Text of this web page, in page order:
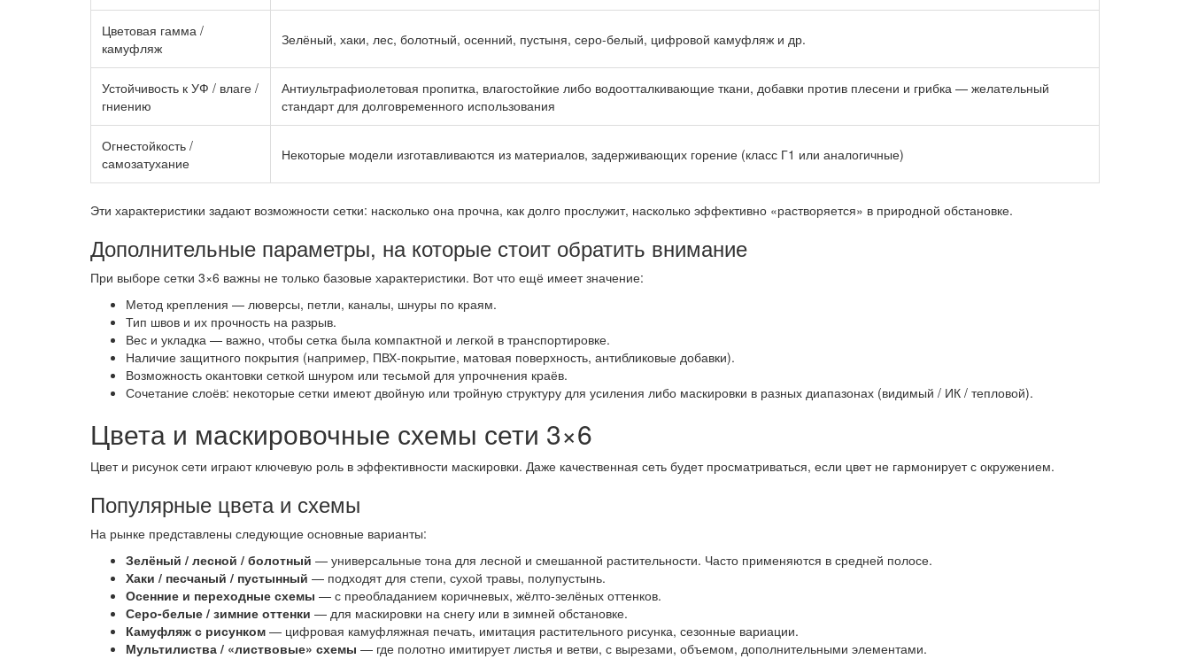
Цветовая гамма /
камуфляж
Зелёный, хаки, лес, болотный, осенний, пустыня, серо-белый, цифровой камуфляж и др.
Устойчивость к УФ / влаге /
гниению
Антиультрафиолетовая пропитка, влагостойкие либо водоотталкивающие ткани, добавки против плесени и грибка — желательный
стандарт для долговременного использования
Огнестойкость /
самозатухание
Некоторые модели изготавливаются из материалов, задерживающих горение (класс Г1 или аналогичные)
Эти характеристики задают возможности сетки: насколько она прочна, как долго прослужит, насколько эффективно «растворяется» в природной обстановке.
Дополнительные параметры, на которые стоит обратить внимание
При выборе сетки 3×6 важны не только базовые характеристики. Вот что ещё имеет значение:
Метод крепления — люверсы, петли, каналы, шнуры по краям.
Тип швов и их прочность на разрыв.
Вес и укладка — важно, чтобы сетка была компактной и легкой в транспортировке.
Наличие защитного покрытия (например, ПВХ-покрытие, матовая поверхность, антибликовые добавки).
Возможность окантовки сеткой шнуром или тесьмой для упрочнения краёв.
Сочетание слоёв: некоторые сетки имеют двойную или тройную структуру для усиления либо маскировки в разных диапазонах (видимый / ИК / тепловой).
Цвета и маскировочные схемы сети 3×6
Цвет и рисунок сети играют ключевую роль в эффективности маскировки. Даже качественная сеть будет просматриваться, если цвет не гармонирует с окружением.
Популярные цвета и схемы
На рынке представлены следующие основные варианты:
Зелёный / лесной / болотный — универсальные тона для лесной и смешанной растительности. Часто применяются в средней полосе.
Хаки / песчаный / пустынный — подходят для степи, сухой травы, полупустынь.
Осенние и переходные схемы — с преобладанием коричневых, жёлто-зелёных оттенков.
Серо-белые / зимние оттенки — для маскировки на снегу или в зимней обстановке.
Камуфляж с рисунком — цифровая камуфляжная печать, имитация растительного рисунка, сезонные вариации.
Мультилиства / «листвовые» схемы — где полотно имитирует листья и ветви, с вырезами, объемом, дополнительными элементами.